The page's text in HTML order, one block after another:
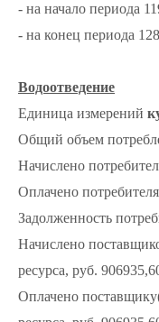
- на начало периода
- на конец периода
Водоотведение
Единица измерений
Общий объем
Начислено
Оплачено
Задолженность
Начислено
ресурса, руб.
Оплачено